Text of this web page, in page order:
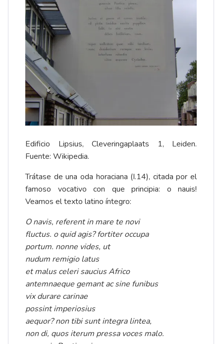
Edificio Lipsius, Cleveringaplaats 1, Leiden.
Fuente: Wikipedia.
Trátase de una oda horaciana (I.14), citada por el
famoso vocativo con que principia: o nauis!
Veamos el texto latino íntegro:
O navis, referent in mare te novi
fluctus. o quid agis? fortiter occupa
portum. nonne vides, ut
nudum remigio latus
et malus celeri saucius Africo
antemnaeque gemant ac sine funibus
vix durare carinae
possint imperiosius
aequor? non tibi sunt integra lintea,
non di, quos iterum pressa voces malo.